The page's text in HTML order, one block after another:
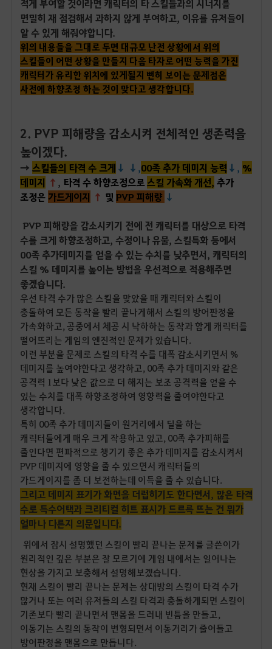
적게 부여할 것이라면 캐릭터의 타 스킬들과의 시너지를
면밀히 재 점검해서 과하지 않게 부여하고, 이유를 유저들이
알 수 있게 해줘야합니다.
위의 내용들을 그대로 두면 대규모 난전 상황에서 위의
스킬들이 어떤 상황을 만들지 다음 타자로 어떤 능력을 가진
캐릭터가 유리한 위치에 있게될지 뻔히 보이는 문제점은
사전에 하향조정 하는 것이 맞다고 생각합니다.
2. PVP 피해량을 감소시켜 전체적인 생존력을
높이겠다.
→ 스킬들의 타격 수 크게 ↓ ↓,00족 추가 데미지 능력 ↓, %
데미지 ↑ , 타격 수 하향조정으로스킬 가속화 개선, 추가
조정은 가드게이지 ↑ 및 PVP 피해량 ↓
PVP 피해량을 감소시키기 전에 전 캐릭터를 대상으로 타격
수를 크게 하향조정하고, 수정이나 유물, 스킬특화 등에서
00족 추가데미지를 얻을 수 있는 수치를 낮추면서, 캐릭터의
스킬 % 데미지를 높이는 방법을 우선적으로 적용해주면
좋겠습니다.
우선 타격 수가 많은 스킬을 맞았을 때 캐릭터와 스킬이
충돌하여 모든 동작을 빨리 끝나게해서 스킬의 방어판정을
가속화하고, 공중에서 체공 시 낙하하는 동작과 함게 캐릭터를
떨어뜨리는 게임의 엔진적인 문제가 있습니다.
이런 부분을 문제로 스킬의 타격 수를 대폭 감소시키면서 %
데미지를 높여야한다고 생각하고, 00족 추가 데미지와 같은
공격력 1보다 낮은 값으로 더 해지는 보조 공격력을 얻을 수
있는 수치를 대폭 하향조정하여 영향력을 줄여야한다고
생각합니다.
특히 00족 추가 데미지들이 원거리에서 딜을 하는
캐릭터들에게 매우 크게 작용하고 있고, 00족 추가피해를
줄인다면 편파적으로 챙기기 좋은 추가 데미지를 감소시켜서
PVP 데미지에 영향을 줄 수 있으면서 캐릭터들의
가드게이지를 좀 더 보전하는데 이득을 줄 수 있습니다.
그리고 데미지 표기가 화면을 더럽히기도 한다면서, 많은 타격
수로 특수어택과 크리티컬 히트 표시가 드르륵 뜨는 건 뭐가
얼마나 다른지 의문입니다.
위에서 잠시 설명했던 스킬이 빨리 끝나는 문제를 글쓴이가
원리적인 깊은 부분은 잘 모르기에 게임 내에서는 일어나는
현상을 가지고 보충해서 설명해보겠습니다.
현재 스킬이 빨리 끝나는 문제는 상대방의 스킬이 타격 수가
많거나 또는 여러 유저들의 스킬 타격과 충돌하게되면 스킬이
기존보다 빨리 끝나면서 맨몸을 드러내 빈틈을 만들고,
이동기는 스킬의 동작이 변형되면서 이동거리가 줄어들고
방어판정을 맨몸으로 만듭니다.